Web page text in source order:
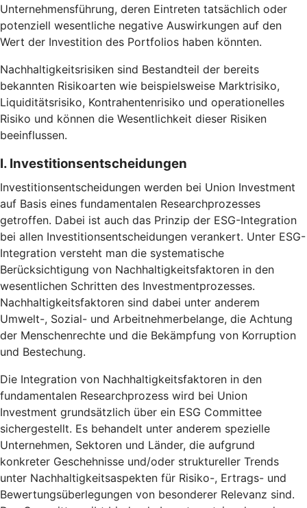
Unternehmensführung, deren Eintreten tatsächlich oder
potenziell wesentliche negative Auswirkungen auf den
Wert der Investition des Portfolios haben könnten.
Nachhaltigkeitsrisiken sind Bestandteil der bereits
bekannten Risikoarten wie beispielsweise Marktrisiko,
Liquiditätsrisiko, Kontrahentenrisiko und operationelles
Risiko und können die Wesentlichkeit dieser Risiken
beeinflussen.
I. Investitionsentscheidungen
Investitionsentscheidungen werden bei Union Investment
auf Basis eines fundamentalen Researchprozesses
getroffen. Dabei ist auch das Prinzip der ESG-Integration
bei allen Investitionsentscheidungen verankert. Unter ESG-
Integration versteht man die systematische
Berücksichtigung von Nachhaltigkeitsfaktoren in den
wesentlichen Schritten des Investmentprozesses.
Nachhaltigkeitsfaktoren sind dabei unter anderem
Umwelt-, Sozial- und Arbeitnehmerbelange, die Achtung
der Menschenrechte und die Bekämpfung von Korruption
und Bestechung.
Die Integration von Nachhaltigkeitsfaktoren in den
fundamentalen Researchprozess wird bei Union
Investment grundsätzlich über ein ESG Committee
sichergestellt. Es behandelt unter anderem spezielle
Unternehmen, Sektoren und Länder, die aufgrund
konkreter Geschehnisse und/oder struktureller Trends
unter Nachhaltigkeitsaspekten für Risiko-, Ertrags- und
Bewertungsüberlegungen von besonderer Relevanz sind.